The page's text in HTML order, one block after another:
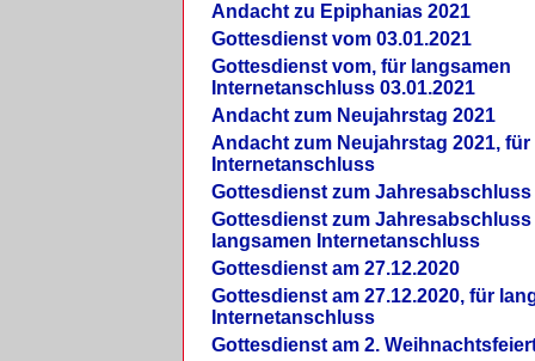
Andacht zu Epiphanias 2021
Gottesdienst vom 03.01.2021
Gottesdienst vom, für langsamen
Internetanschluss 03.01.2021
Andacht zum Neujahrstag 2021
Andacht zum Neujahrstag 2021,
Internetanschluss
Gottesdienst zum Jahresabschluss
Gottesdienst zum Jahresabschluss
langsamen Internetanschluss
Gottesdienst am 27.12.2020
Gottesdienst am 27.12.2020, für
Internetanschluss
Gottesdienst am 2.